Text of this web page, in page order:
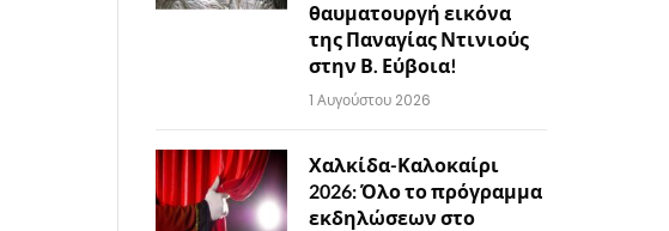
θαυματουργή εικόνα
της Παναγίας Ντινιούς
στην Β. Εύβοια!
1 Αυγούστου 2026
Χαλκίδα-Καλοκαίρι
2026: Όλο το πρόγραμμα
εκδηλώσεων στο